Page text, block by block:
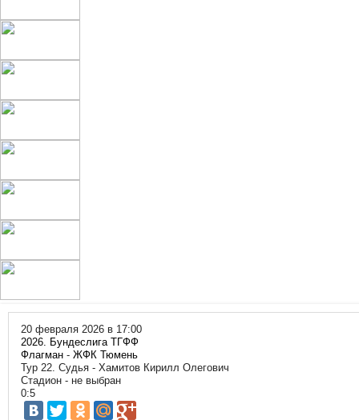
20 февраля 2026 в 17:00
2026. Бундеслига ТГФФ
Флагман - ЖФК Тюмень
Тур 22. Судья - Хамитов Кирилл Олегович
Стадион - не выбран
0:5